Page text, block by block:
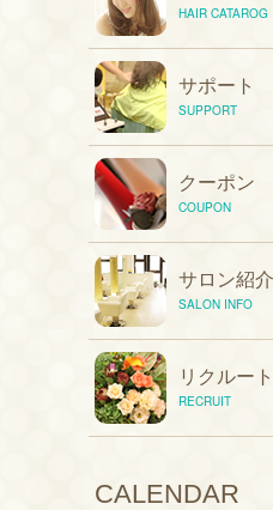
HAIR CATAROG
サポート
SUPPORT
クーポン
COUPON
サロン紹介
SALON INFO
リクルート
RECRUIT
CALENDAR